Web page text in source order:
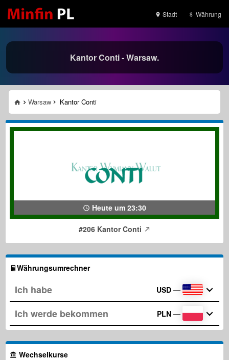
Stadt Währung
Kantor Conti - Warsaw.
Warsaw Kantor Conti
Heute um 23:30
#206 Kantor Conti
Währungsumrechner
USD —
PLN —
Wechselkurse